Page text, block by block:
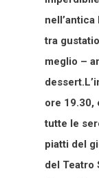
nell’antica
tra
meglio –
ore 19.30,
tutte le
piatti del
del Teatro